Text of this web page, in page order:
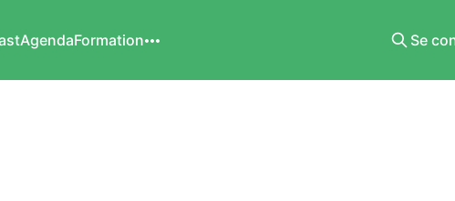
AgendaFormation Se